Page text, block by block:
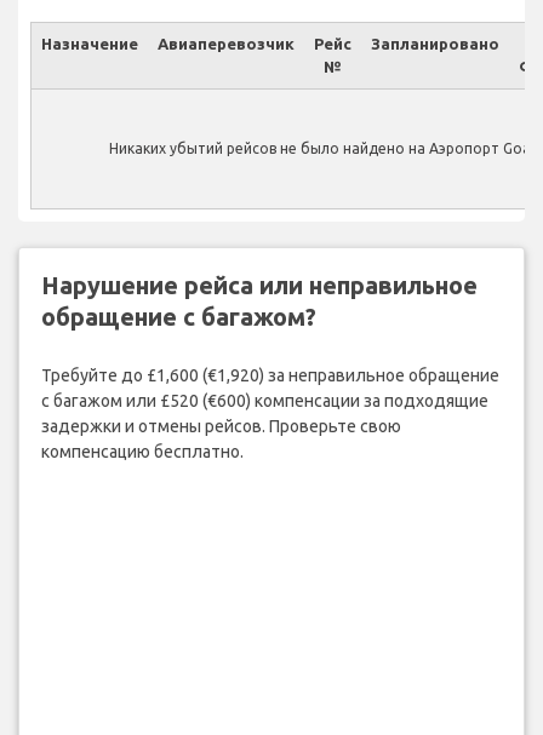
Назначение Авиаперевозчик
Рейс
№
Запланировано
Никаких убытий рейсов не было найдено на Аэропорт Goa
Нарушение рейса или неправильное
обращение с багажом?
Требуйте до £1,600 (€1,920) за неправильное обращение
с багажом или £520 (€600) компенсации за подходящие
задержки и отмены рейсов. Проверьте свою
компенсацию бесплатно.